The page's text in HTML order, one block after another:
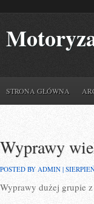
STRONA GŁÓWNA
Wyprawy
POSTED BY ADMIN |
Wyprawy dużej grupie z